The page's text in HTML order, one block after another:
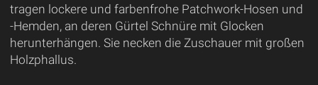
tragen lockere und farbenfrohe Patchwork-Hosen und
-Hemden, an deren Gürtel Schnüre mit Glocken
herunterhängen. Sie necken die Zuschauer mit großen
Holzphallus.